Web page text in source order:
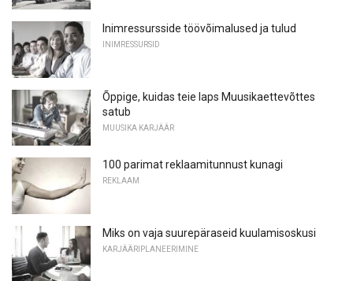
Inimressursside töövõimalused ja tulud
INIMRESSURSID
Õppige, kuidas teie laps Muusikaettevõttes
satub
MUUSIKA KARJÄÄR
100 parimat reklaamitunnust kunagi
REKLAAM
Miks on vaja suurepäraseid kuulamisoskusi
KARJÄÄRIPLANEERIMINE